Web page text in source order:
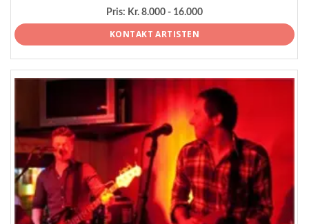
Pris: Kr. 8.000 - 16.000
KONTAKT ARTISTEN